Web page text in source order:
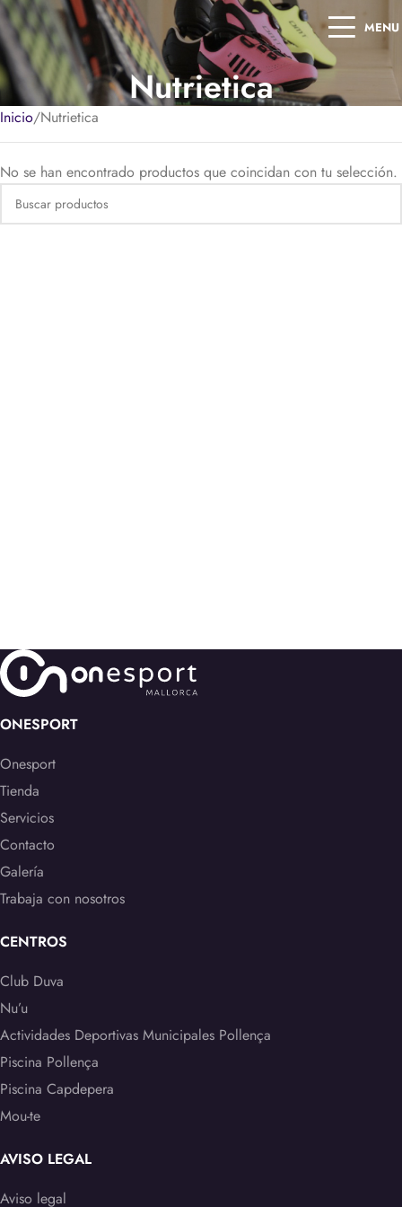
MENU
Nutrietica
Inicio Nutrietica
No se han encontrado productos que coincidan con tu selección.
ONESPORT
Onesport
Tienda
Servicios
Contacto
Galería
Trabaja con nosotros
CENTROS
Club Duva
Nu’u
Actividades Deportivas Municipales Pollença
Piscina Pollença
Piscina Capdepera
Mou-te
AVISO LEGAL
Aviso legal